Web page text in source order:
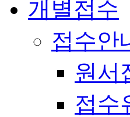
개별접수
접수안
원서
접수